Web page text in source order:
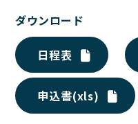
ダウンロード
日程表
申込書(xls)